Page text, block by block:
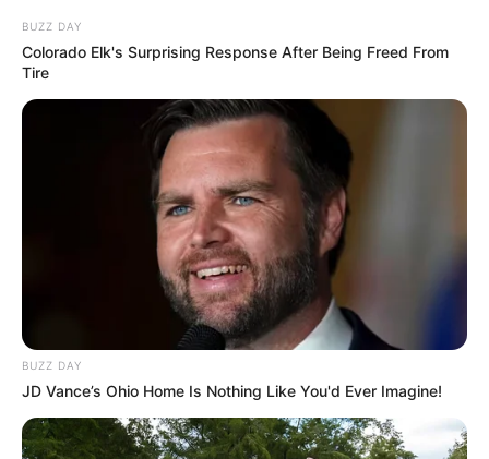
“A 2 éves lányom beleesett a frissen betonozott
felhajtóba”